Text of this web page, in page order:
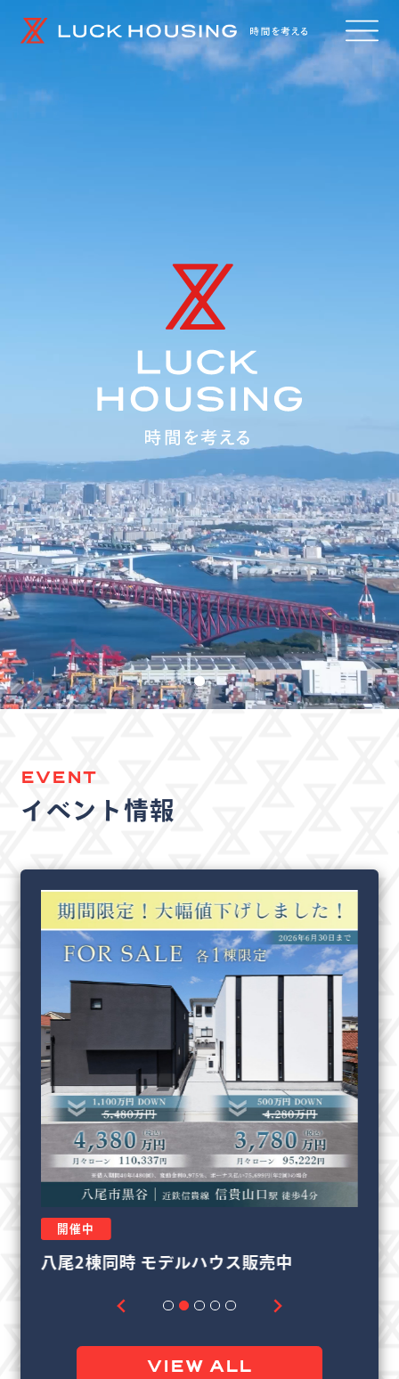
EVENT
イベント情報
開催中
リフォーム＆リノベーション相談会
VIEW ALL